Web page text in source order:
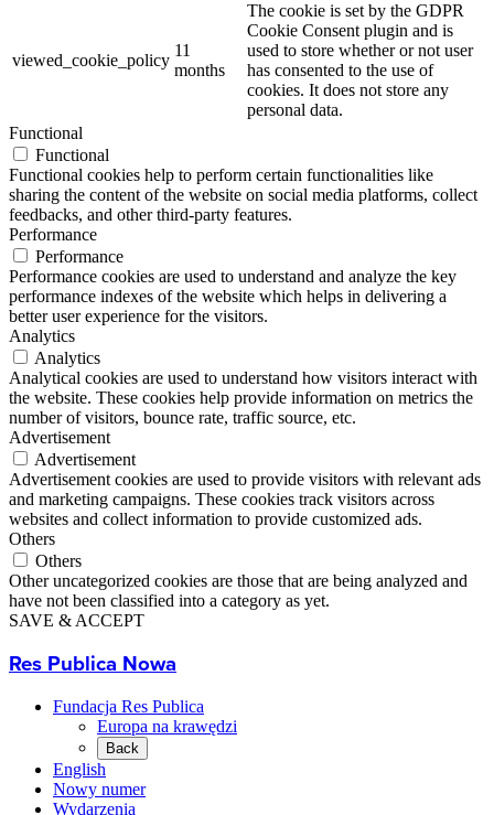
viewed_cookie_policy
11
months
The cookie is set by the GDPR
Cookie Consent plugin and is
used to store whether or not user
has consented to the use of
cookies. It does not store any
personal data.
Functional
Functional
Functional cookies help to perform certain functionalities like
sharing the content of the website on social media platforms, collect
feedbacks, and other third-party features.
Performance
Performance
Performance cookies are used to understand and analyze the key
performance indexes of the website which helps in delivering a
better user experience for the visitors.
Analytics
Analytics
Analytical cookies are used to understand how visitors interact with
the website. These cookies help provide information on metrics the
number of visitors, bounce rate, traffic source, etc.
Advertisement
Advertisement
Advertisement cookies are used to provide visitors with relevant ads
and marketing campaigns. These cookies track visitors across
websites and collect information to provide customized ads.
Others
Others
Other uncategorized cookies are those that are being analyzed and
have not been classified into a category as yet.
SAVE & ACCEPT
Res Publica Nowa
Fundacja Res Publica
Europa na krawędzi
Back
English
Nowy numer
Wydarzenia